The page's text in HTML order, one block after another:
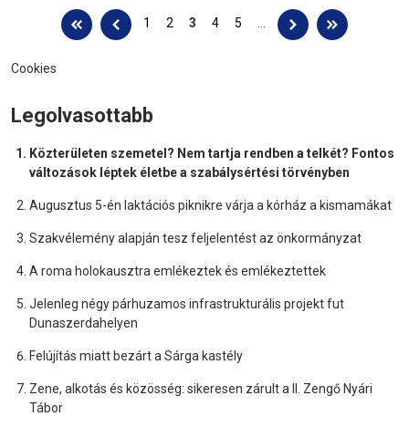
Oldalak 1 2 3 4 5 …
Cookies
Legolvasottabb
Közterületen szemetel? Nem tartja rendben a telkét? Fontos
változások léptek életbe a szabálysértési törvényben
Augusztus 5-én laktációs piknikre várja a kórház a kismamákat
Szakvélemény alapján tesz feljelentést az önkormányzat
A roma holokausztra emlékeztek és emlékeztettek
Jelenleg négy párhuzamos infrastrukturális projekt fut
Dunaszerdahelyen
Felújítás miatt bezárt a Sárga kastély
Zene, alkotás és közösség: sikeresen zárult a II. Zengő Nyári
Tábor